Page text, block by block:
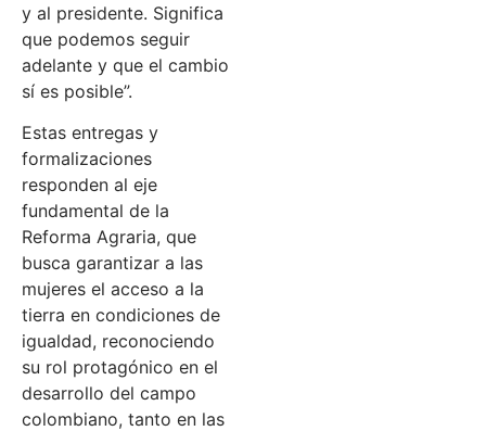
y al presidente. Significa
que podemos seguir
adelante y que el cambio
sí es posible”.
Estas entregas y
formalizaciones
responden al eje
fundamental de la
Reforma Agraria, que
busca garantizar a las
mujeres el acceso a la
tierra en condiciones de
igualdad, reconociendo
su rol protagónico en el
desarrollo del campo
colombiano, tanto en las